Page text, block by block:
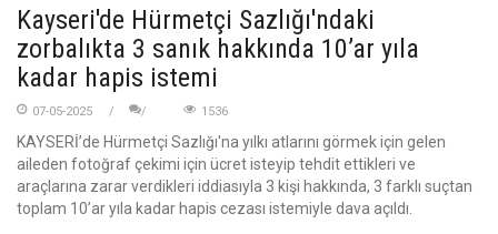
Kayseri'de Hürmetçi Sazlığı'ndaki
zorbalıkta 3 sanık hakkında 10’ar yıla
kadar hapis istemi
07-05-2025 1536
KAYSERİ’de Hürmetçi Sazlığı'na yılkı atlarını görmek için gelen
aileden fotoğraf çekimi için ücret isteyip tehdit ettikleri ve
araçlarına zarar verdikleri iddiasıyla 3 kişi hakkında, 3 farklı suçtan
toplam 10’ar yıla kadar hapis cezası istemiyle dava açıldı.